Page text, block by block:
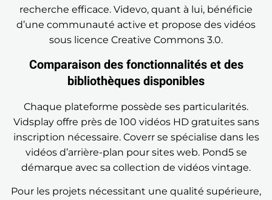
recherche efficace. Videvo, quant à lui, bénéficie
d’une communauté active et propose des vidéos
sous licence Creative Commons 3.0.
Comparaison des fonctionnalités et des
bibliothèques disponibles
Chaque plateforme possède ses particularités.
Vidsplay offre près de 100 vidéos HD gratuites sans
inscription nécessaire. Coverr se spécialise dans les
vidéos d’arrière-plan pour sites web. Pond5 se
démarque avec sa collection de vidéos vintage.
Pour les projets nécessitant une qualité supérieure,